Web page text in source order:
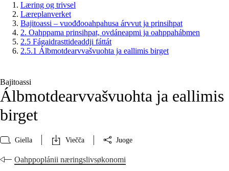
Læring og trivsel
Læreplanverket
Bajitoassi – vuođđooahpahusa árvvut ja prinsihpat
2. Oahppama prinsihpat, ovdáneapmi ja oahppahábmen
2.5 Fágaidrasttideaddji fáttát
2.5.1 Álbmotdearvvašvuohta ja eallimis birget
Bajitoassi
Álbmotdearvvašvuohta ja eallimis
birget
Giella Viečča Juoge
Oahppoplánii næringslivsøkonomi